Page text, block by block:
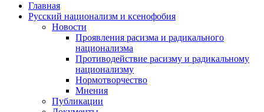
Главная
Русский национализм и ксенофобия
Новости
Проявления расизма и радикального
национализма
Противодействие расизму и радикальному
национализму
Нормотворчество
Мнения
Публикации